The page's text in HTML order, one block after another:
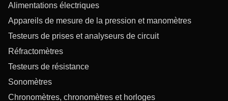
Alimentations électriques
Appareils de mesure de la pression et manomètres
Testeurs de prises et analyseurs de circuit
Réfractomètres
Testeurs de résistance
Sonomètres
Chronomètres, chronomètres et horloges